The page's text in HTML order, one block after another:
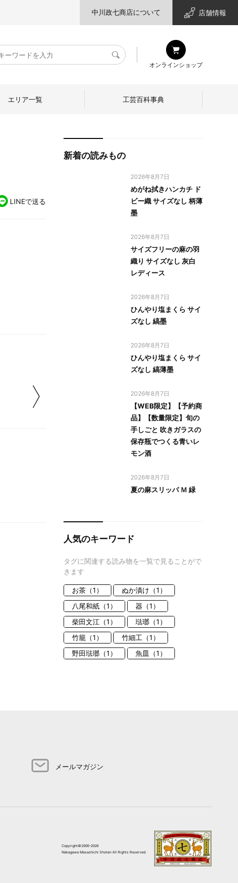
中川政七商店について 店舗情報
検
オンラインショップ
エリア一覧 工芸百科事典
LINEで送る
新着の読みもの
2026年8月7日
めがね拭きハンカチ ド
ビー織 サイズなし 柄薄
墨
2026年8月7日
サイズフリーの麻の羽
織り サイズなし 灰白
レディース
2026年8月7日
ひんやり塩まくら サイ
ズなし 縞墨
2026年8月7日
ひんやり塩まくら サイ
ズなし 縞薄墨
2026年8月7日
【WEB限定】【予約商
品】【数量限定】旬の
手しごと 吹きガラスの
保存瓶でつくる青いレ
モン酒
2026年8月7日
夏の麻スリッパ Ｍ 緑
人気のキーワード
タグに関連する読み物を一覧で見ることがで
きます
お茶（1）
ぬか漬け（1）
八尾和紙（1）
器（1）
柴田文江（1）
琺瑯（1）
竹籠（1）
竹細工（1）
野田琺瑯（1）
魚皿（1）
メールマガジン
Copyright©2000-2026
Nakagawa Masashichi Shoten All Rights Reserved.